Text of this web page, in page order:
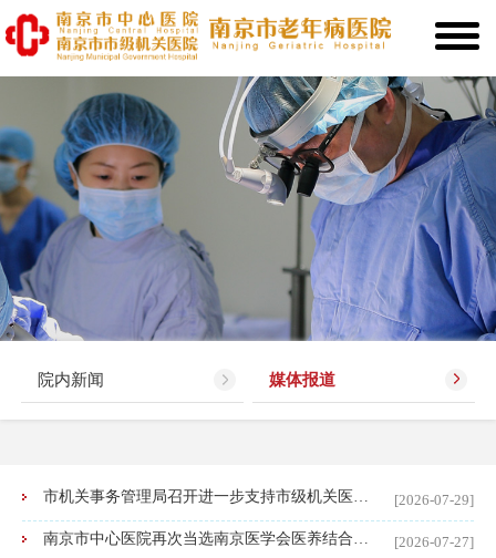
院内新闻 媒体报道
[2026-07-29]
[2026-07-27]